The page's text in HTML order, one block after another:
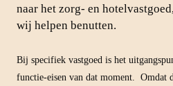
naar het zorg- en
wij helpen benutten.
Bij specifiek vastgoed is het
functie-eisen van dat moment. Omdat